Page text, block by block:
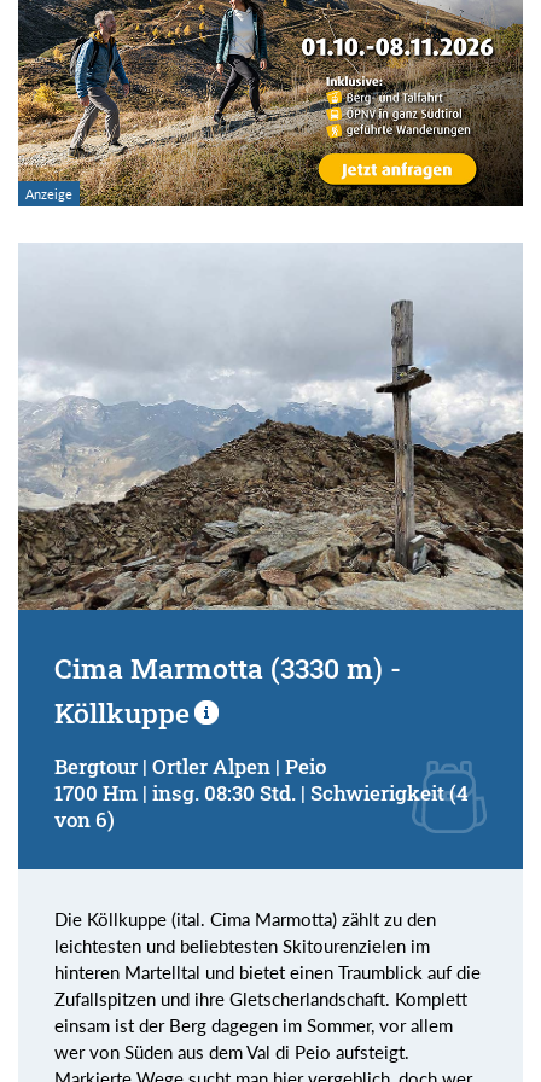
Cima Marmotta (3330 m) -
Köllkuppe
Bergtour | Ortler Alpen | Peio
1700 Hm | insg. 08:30 Std. | Schwierigkeit (4
von 6)
Die Köllkuppe (ital. Cima Marmotta) zählt zu den
leichtesten und beliebtesten Skitourenzielen im
hinteren Martelltal und bietet einen Traumblick auf die
Zufallspitzen und ihre Gletscherlandschaft. Komplett
einsam ist der Berg dagegen im Sommer, vor allem
wer von Süden aus dem Val di Peio aufsteigt.